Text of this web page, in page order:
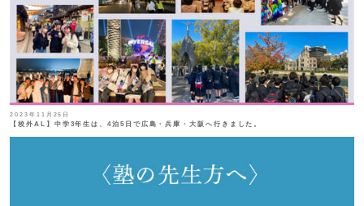
2023年11月25日
【校外AL】中学3年生は、4泊5日で広島・兵庫・大阪へ行きました。